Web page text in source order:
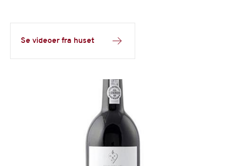
Se videoer fra huset